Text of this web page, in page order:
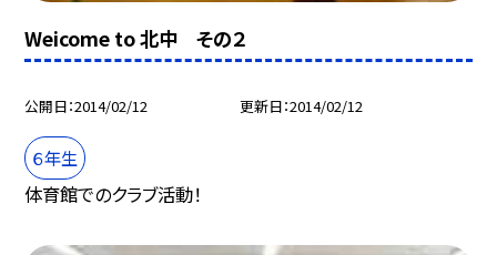
Weicome to 北中 その２
公開日 2014/02/12 更新日 2014/02/12
６年生
体育館でのクラブ活動！